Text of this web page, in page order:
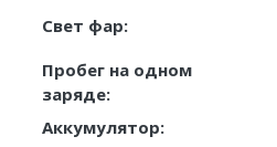
Свет фар:
Пробег на одном
заряде:
Аккумулятор: